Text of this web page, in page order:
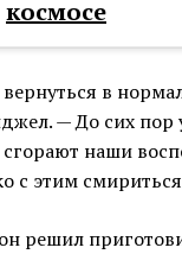
космосе
в
— До сих пор
сгорают наши
с этим
решил